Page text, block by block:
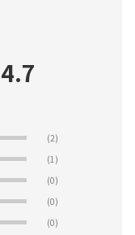
4.7
(2)
(1)
(0)
(0)
(0)